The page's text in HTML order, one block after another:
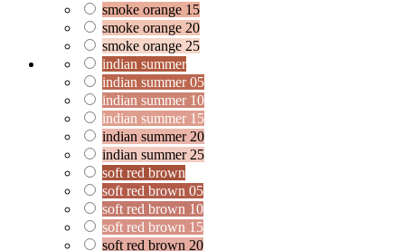
smoke orange 15
smoke orange 20
smoke orange 25
indian summer
indian summer 05
indian summer 10
indian summer 15
indian summer 20
indian summer 25
soft red brown
soft red brown 05
soft red brown 10
soft red brown 15
soft red brown 20